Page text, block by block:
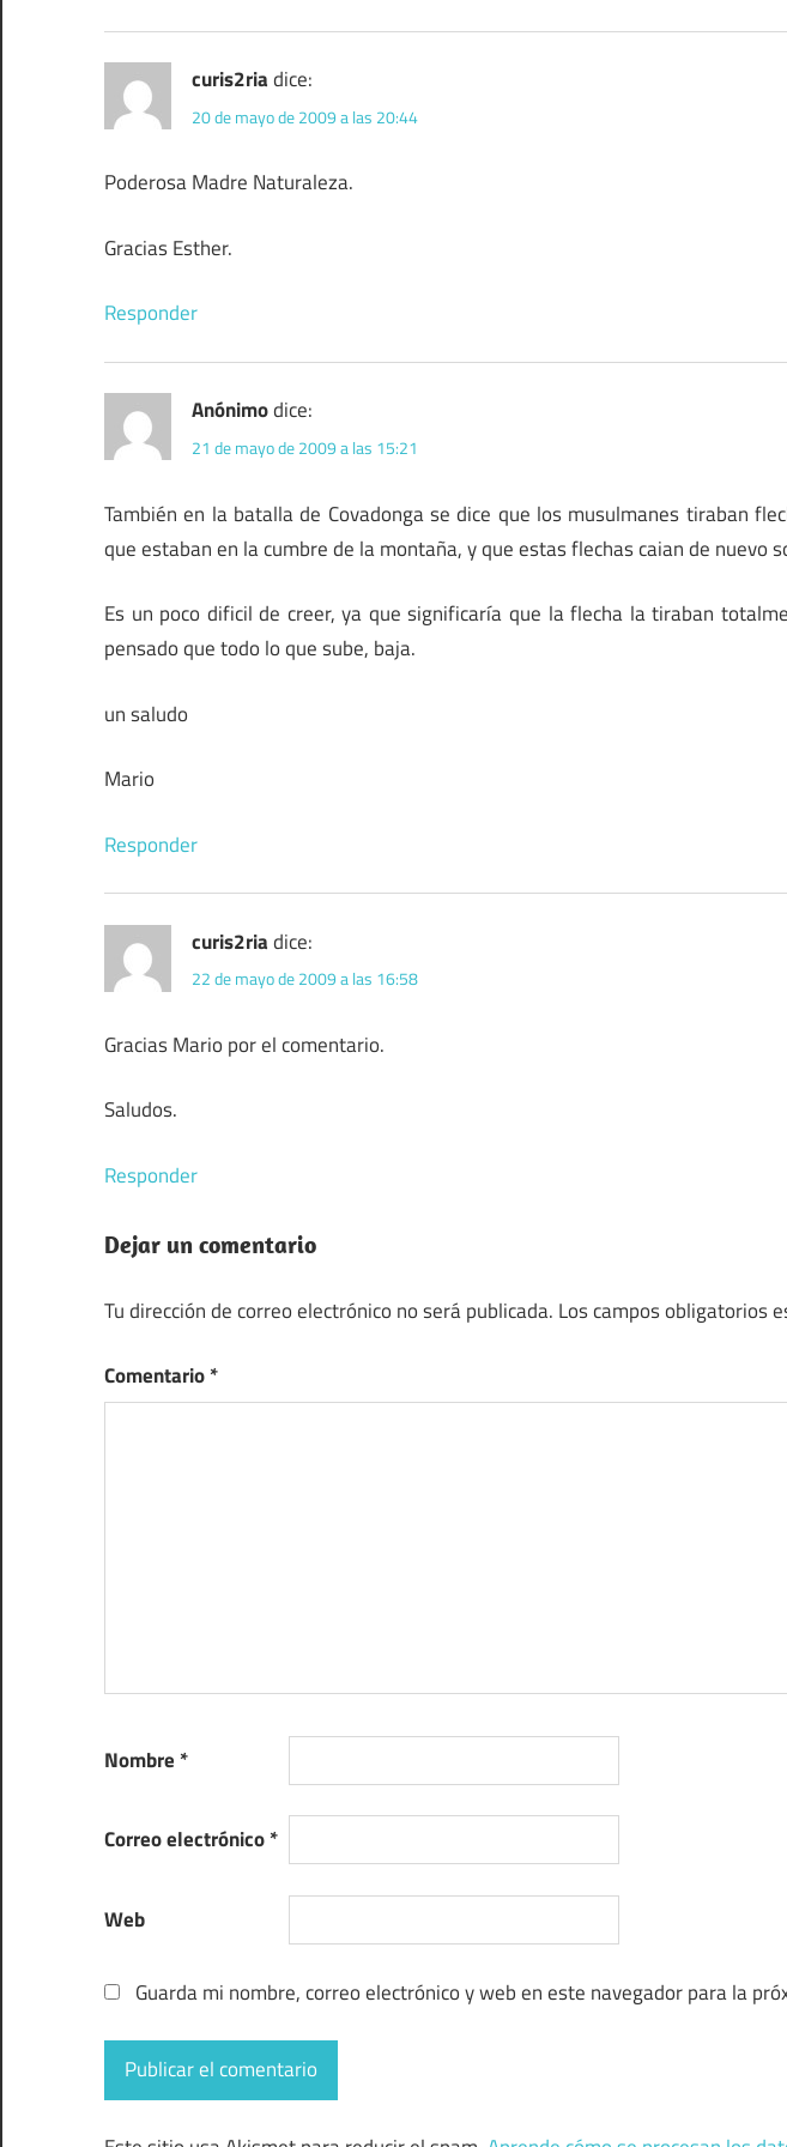
curis2riadice:
20 de mayo de 2009 a las 20:44
Poderosa Madre Naturaleza.
Gracias Esther.
Responder
Anónimodice:
21 de mayo de 2009 a las 15:21
También en la batalla de Covadonga se dice que los musulmanes tiraban
que estaban en la cumbre de la montaña, y que estas flechas caian de nuevo
Es un poco dificil de creer, ya que significaría que la flecha la tiraban
pensado que todo lo que sube, baja.
un saludo
Mario
Responder
curis2riadice:
22 de mayo de 2009 a las 16:58
Gracias Mario por el comentario.
Saludos.
Responder
Dejar un comentario
Tu dirección de correo electrónico no será publicada. Los campos obligatorios
Comentario*
Nombre *
Correo electrónico*
Web
Guarda mi nombre, correo electrónico y web en este navegador para la